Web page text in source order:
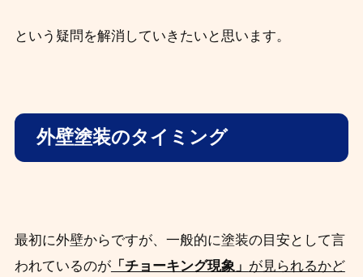
という疑問を解消していきたいと思います。
外壁塗装のタイミング
最初に外壁からですが、一般的に塗装の目安として言
われているのが「チョーキング現象」 が見られるかど